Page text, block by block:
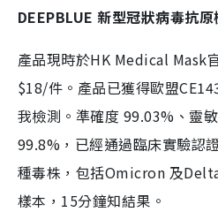
DEEPBLUE 新型冠狀病毒抗
產品現時於HK Medical Mask
$18/件。產品已獲得歐盟
我檢測。準確度 99.03%、靈
99.8%，已經通過臨床實驗認
種毒株，包括Omicron 及
樣本，15分鐘知結果。